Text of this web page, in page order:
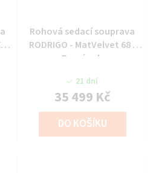
Rohová sedací souprava
RODRIGO - MatVelvet 68 -
Pravý roh
21 dní
35 499 Kč
DO KOŠÍKU